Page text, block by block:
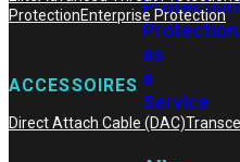
Protection
Protection
as
a
Service
ProtectionEnterprise Protection
ACCESSOIRES
Direct Attach Cable (DAC)